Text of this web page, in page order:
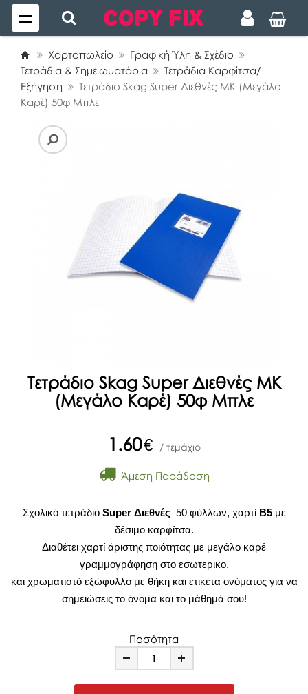
Χαρτοπωλείο
Γραφική Ύλη & Σχέδιο
Τετράδια & Σημειωματάρια
Τετράδια Καρφίτσα/
Εξήγηση
Τετράδιο Skag Super Διεθνές ΜΚ (Μεγάλο
Καρέ) 50φ Μπλε
Τετράδιο Skag Super Διεθνές ΜΚ
(Μεγάλο Καρέ) 50φ Μπλε
1.60€ / τεμάχιο
Άμεση Παράδοση
Σχολικό τετράδιο Super Διεθνές 50 φύλλων, χαρτί Β5με
δέσιμο καρφίτσα.
Διαθέτει χαρτί άριστης ποιότητας με μεγάλο καρέ
γραμμογράφηση στο εσωτερικο,
και χρωματιστό εξώφυλλο με θήκη και ετικέτα ονόματος για να
σημειώσεις το όνομα και το μάθημά σου!
Ποσότητα
Minus Plus